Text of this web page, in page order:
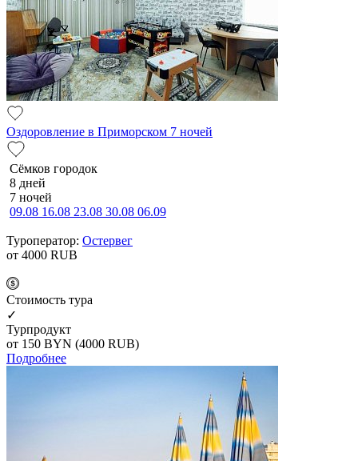
Оздоровление в Приморском 7 ночей
Сёмков городок
8 дней
7 ночей
09.08 16.08 23.08 30.08 06.09
Туроператор: Остервег
от 4000 RUB
Cтоимость тура
✓
Турпродукт
от 150 BYN (4000 RUB)
Подробнее